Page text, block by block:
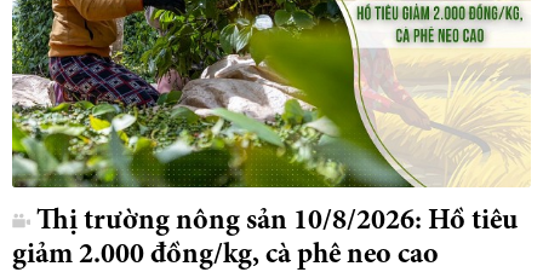
Thị trường nông sản 10/8/2026: Hồ tiêu
giảm 2.000 đồng/kg, cà phê neo cao